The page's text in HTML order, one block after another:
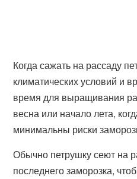
Когда сажать на рассаду
климатических условий и
время для выращивания
весна или начало лета,
минимальны риски
Обычно петрушку сеют на
последнего заморозка,